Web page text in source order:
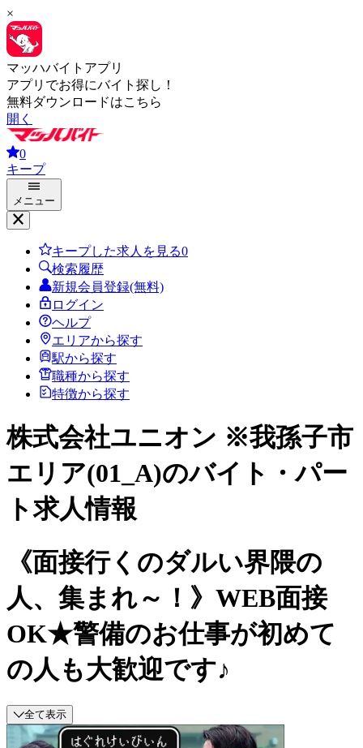
×
マッハバイトアプリ
アプリでお得にバイト探し！
無料ダウンロードはこちら
開く
0
キープ
メニュー
キープした求人を見る0
検索履歴
新規会員登録(無料)
ログイン
ヘルプ
エリアから探す
駅から探す
職種から探す
特徴から探す
株式会社ユニオン ※我孫子市
エリア(01_A)のバイト・パー
ト求人情報
《面接行くのダルい界隈の
人、集まれ～！》WEB面接
OK★警備のお仕事が初めて
の人も大歓迎です♪
全て表示